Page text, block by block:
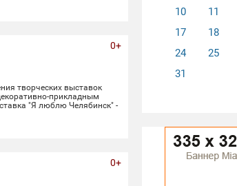
остановиться в моменте
прошлое Земли и в её
творческих выставок
прикладным
"Я люблю Челябинск" -
работы можно до
0+
0+
10
11
17
18
24
25
31